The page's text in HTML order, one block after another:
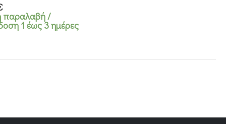
παραλαβή /
1 έως 3 ημέρες